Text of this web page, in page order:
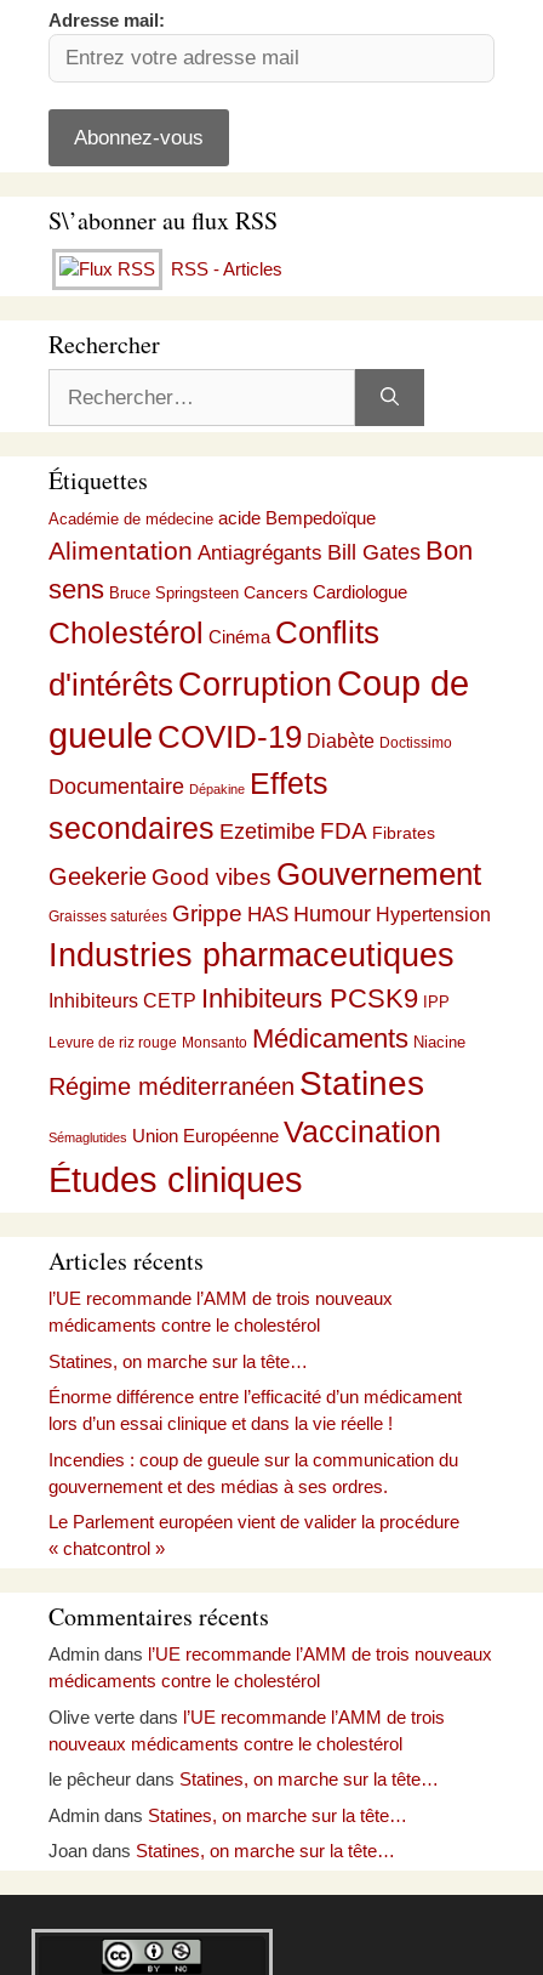
Adresse mail:
S\’abonner au flux RSS
RSS - Articles
Rechercher
Étiquettes
Académie de médecine acide Bempedoïque
Alimentation Antiagrégants Bill Gates Bon
sens Bruce Springsteen Cancers Cardiologue
Cholestérol Cinéma Conflits
d'intérêts CorruptionCoup de
gueule COVID-19 Diabète Doctissimo
Documentaire Dépakine Effets
secondaires Ezetimibe FDA Fibrates
Geekerie Good vibes Gouvernement
Graisses saturées Grippe HAS Humour Hypertension
Industries pharmaceutiques
Inhibiteurs CETP Inhibiteurs PCSK9 IPP
Levure de riz rouge Monsanto Médicaments Niacine
Régime méditerranéen Statines
Sémaglutides Union Européenne Vaccination
Études cliniques
Articles récents
l’UE recommande l’AMM de trois nouveaux
médicaments contre le cholestérol
Statines, on marche sur la tête…
Énorme différence entre l’efficacité d’un médicament
lors d’un essai clinique et dans la vie réelle !
Incendies : coup de gueule sur la communication du
gouvernement et des médias à ses ordres.
Le Parlement européen vient de valider la procédure
« chatcontrol »
Commentaires récents
Admin dans l’UE recommande l’AMM de trois nouveaux
médicaments contre le cholestérol
Olive verte dans l’UE recommande l’AMM de trois
nouveaux médicaments contre le cholestérol
le pêcheur dans Statines, on marche sur la tête…
Admin dans Statines, on marche sur la tête…
Joan dans Statines, on marche sur la tête…